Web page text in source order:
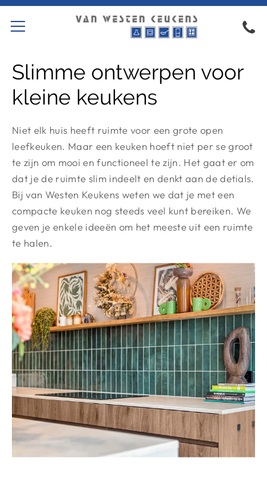
Slimme ontwerpen voor
kleine keukens
Niet elk huis heeft ruimte voor een grote open
leefkeuken. Maar een keuken hoeft niet per se groot
te zijn om mooi en functioneel te zijn. Het gaat er om
dat je de ruimte slim indeelt en denkt aan de detials.
Bij van Westen Keukens weten we dat je met een
compacte keuken nog steeds veel kunt bereiken. We
geven je enkele ideeën om het meeste uit een ruimte
te halen.